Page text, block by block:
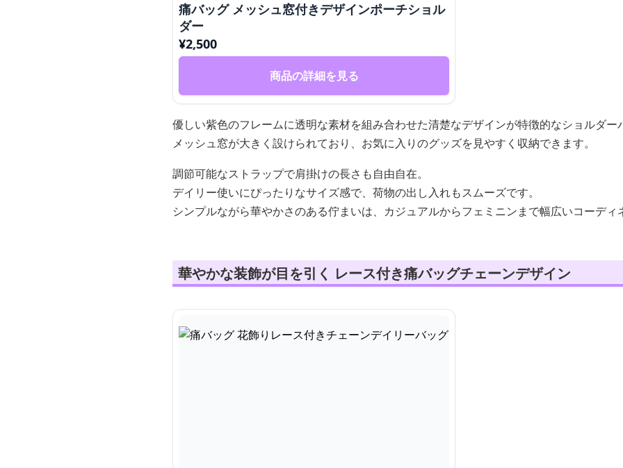
痛バッグ メッシュ窓付きデザインポーチショル
ダー
¥2,500
商品の詳細を見る
優しい紫色のフレームに透明な素材を組み合わせた清楚なデザインが特徴的なショルダー
メッシュ窓が大きく設けられており、お気に入りのグッズを見やすく収納できます。
調節可能なストラップで肩掛けの長さも自由自在。
デイリー使いにぴったりなサイズ感で、荷物の出し入れもスムーズです。
シンプルながら華やかさのある佇まいは、カジュアルからフェミニンまで幅広いコーディ
華やかな装飾が目を引く レース付き痛バッグチェーンデザイン